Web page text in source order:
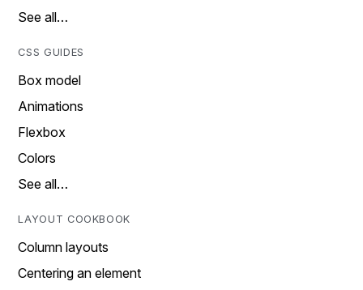
See all…
CSS GUIDES
Box model
Animations
Flexbox
Colors
See all…
LAYOUT COOKBOOK
Column layouts
Centering an element